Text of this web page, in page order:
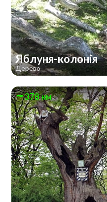
Яблуня-колонія
Дерево
378 км